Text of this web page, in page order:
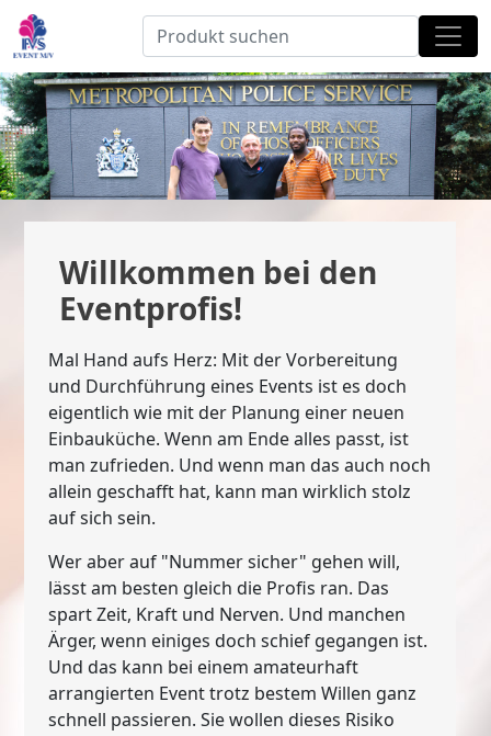
Willkommen bei den
Eventprofis!
Mal Hand aufs Herz: Mit der Vorbereitung
und Durchführung eines Events ist es doch
eigentlich wie mit der Planung einer neuen
Einbauküche. Wenn am Ende alles passt, ist
man zufrieden. Und wenn man das auch noch
allein geschafft hat, kann man wirklich stolz
auf sich sein.
Wer aber auf "Nummer sicher" gehen will,
lässt am besten gleich die Profis ran. Das
spart Zeit, Kraft und Nerven. Und manchen
Ärger, wenn einiges doch schief gegangen ist.
Und das kann bei einem amateurhaft
arrangierten Event trotz bestem Willen ganz
schnell passieren. Sie wollen dieses Risiko